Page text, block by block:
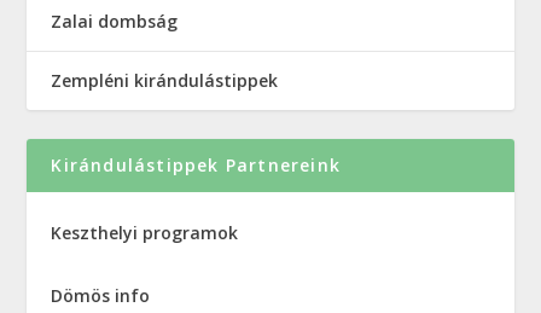
Zalai dombság
Zempléni kirándulástippek
Kirándulástippek Partnereink
Keszthelyi programok
Dömös info